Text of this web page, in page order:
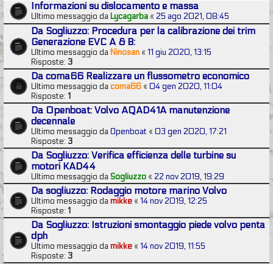
Informazioni su dislocamento e massa
Ultimo messaggio da Lycagarba « 25 ago 2021, 08:45
Da Sogliuzzo: Procedura per la calibrazione dei trim
Generazione EVC A & B:
Ultimo messaggio da Ninosan « 11 giu 2020, 13:15
Risposte: 3
Da coma66 Realizzare un flussometro economico
Ultimo messaggio dacoma66 « 04 gen 2020, 11:04
Risposte: 1
Da Openboat: Volvo AQAD41A manutenzione
decennale
Ultimo messaggio daOpenboat « 03 gen 2020, 17:21
Risposte: 3
Da Sogliuzzo: Verifica efficienza delle turbine su
motori KAD44
Ultimo messaggio daSogliuzzo « 22 nov 2019, 19:29
Da sogliuzzo: Rodaggio motore marino Volvo
Ultimo messaggio damikke « 14 nov 2019, 12:25
Risposte: 1
Da Sogliuzzo: Istruzioni smontaggio piede volvo penta
dph
Ultimo messaggio damikke « 14 nov 2019, 11:55
Risposte: 3